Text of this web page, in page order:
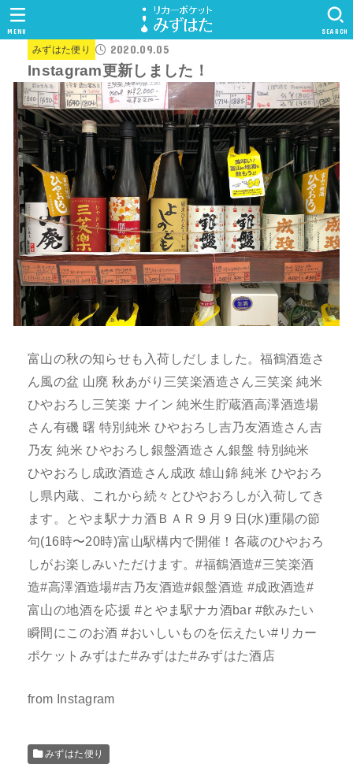
SEARCH
MENU
みずはた便り 2020.09.05
Instagram更新しました！
富山の秋の知らせも入荷しだしました。福鶴酒造さ
ん風の盆 山廃 秋あがり三笑楽酒造さん三笑楽 純米
ひやおろし三笑楽 ナイン 純米生貯蔵酒高澤酒造場
さん有磯 曙 特別純米 ひやおろし吉乃友酒造さん吉
乃友 純米 ひやおろし銀盤酒造さん銀盤 特別純米
ひやおろし成政酒造さん成政 雄山錦 純米 ひやおろ
し県内蔵、これから続々とひやおろしが入荷してき
ます。とやま駅ナカ酒ＢＡＲ９月９日(水)重陽の節
句(16時〜20時)富山駅構内で開催！各蔵のひやおろ
しがお楽しみいただけます。#福鶴酒造#三笑楽酒
造#高澤酒造場#吉乃友酒造#銀盤酒造 #成政酒造#
富山の地酒を応援 #とやま駅ナカ酒bar #飲みたい
瞬間にこのお酒 #おいしいものを伝えたい#リカー
ポケットみずはた#みずはた#みずはた酒店
from Instagram
みずはた便り